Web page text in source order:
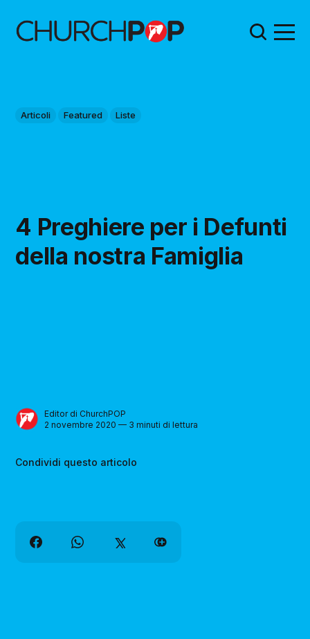
Articoli Featured Liste
4 Preghiere per i Defunti
della nostra Famiglia
Editor di ChurchPOP
2 novembre 2020 — 3 minuti di lettura
Condividi questo articolo